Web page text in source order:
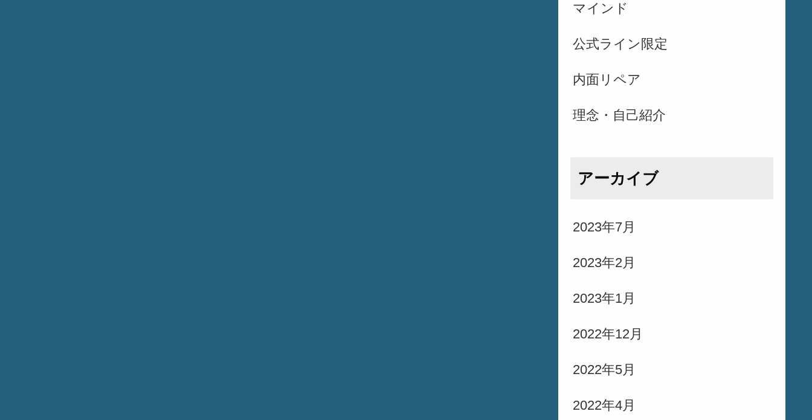
マインド
公式ライン限定
内面リペア
理念・自己紹介
アーカイブ
2023年7月
2023年2月
2023年1月
2022年12月
2022年5月
2022年4月